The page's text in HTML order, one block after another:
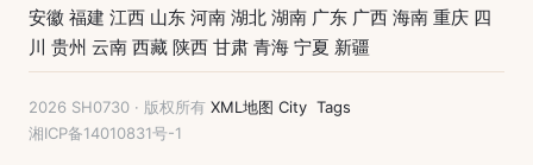
安徽 福建 江西 山东 河南 湖北 湖南 广东 广西 海南 重庆 四
川 贵州 云南 西藏 陕西 甘肃 青海 宁夏 新疆
2026 SH0730 · 版权所有 XML地图 City Tags
湘ICP备14010831号-1